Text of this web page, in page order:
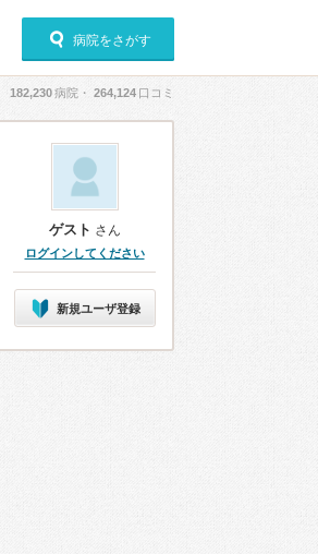
病院をさがす
182,230病院・ 264,124 口コミ
ゲスト さん
ログインしてください
新規ユーザ登録